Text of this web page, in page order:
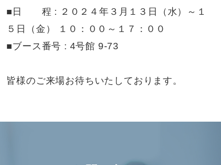
■日 程 : ２０２４年３月１３日（水）～１
５日（金） １０：００～１７：００
■ブース番号 : 4号館 9-73
皆様のご来場お待ちいたしております。